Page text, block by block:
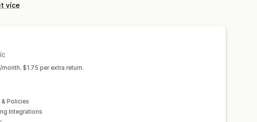
oznámení
více
$1.75 per extra return.
Policies
Integrations